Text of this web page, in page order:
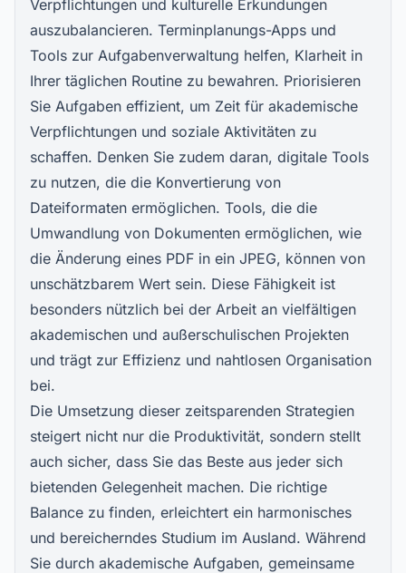
Verpflichtungen und kulturelle Erkundungen
auszubalancieren. Terminplanungs-Apps und
Tools zur Aufgabenverwaltung helfen, Klarheit in
Ihrer täglichen Routine zu bewahren. Priorisieren
Sie Aufgaben effizient, um Zeit für akademische
Verpflichtungen und soziale Aktivitäten zu
schaffen. Denken Sie zudem daran, digitale Tools
zu nutzen, die die Konvertierung von
Dateiformaten ermöglichen. Tools, die die
Umwandlung von Dokumenten ermöglichen, wie
die Änderung eines PDF in ein JPEG, können von
unschätzbarem Wert sein. Diese Fähigkeit ist
besonders nützlich bei der Arbeit an vielfältigen
akademischen und außerschulischen Projekten
und trägt zur Effizienz und nahtlosen Organisation
bei.
Die Umsetzung dieser zeitsparenden Strategien
steigert nicht nur die Produktivität, sondern stellt
auch sicher, dass Sie das Beste aus jeder sich
bietenden Gelegenheit machen. Die richtige
Balance zu finden, erleichtert ein harmonisches
und bereicherndes Studium im Ausland. Während
Sie durch akademische Aufgaben, gemeinsame